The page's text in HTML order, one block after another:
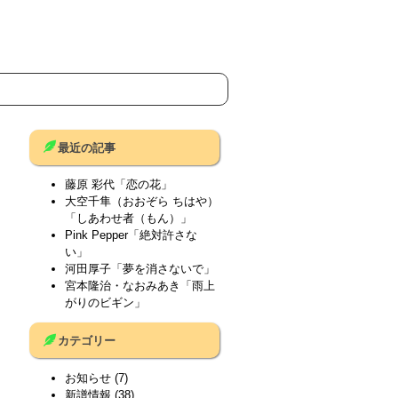
最近の記事
藤原 彩代「恋の花」
大空千隼（おおぞら ちはや）
「しあわせ者（もん）」
Pink Pepper「絶対許さな
い」
河田厚子「夢を消さないで」
宮本隆治・なおみあき「雨上
がりのビギン」
カテゴリー
お知らせ (7)
新譜情報 (38)